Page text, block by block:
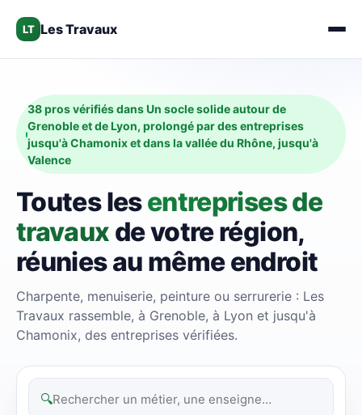
LT Les Travaux
38 pros vérifiés dans Un socle solide autour de
Grenoble et de Lyon, prolongé par des entreprises
jusqu'à Chamonix et dans la vallée du Rhône, jusqu'à
Valence
Toutes lesentreprises de
travaux de votre région,
réunies au même endroit
Charpente, menuiserie, peinture ou serrurerie : Les
Travaux rassemble, à Grenoble, à Lyon et jusqu'à
Chamonix, des entreprises vérifiées.
🔍